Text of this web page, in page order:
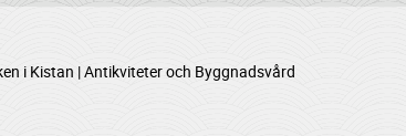
i Kistan | Antikviteter och Byggnadsvård